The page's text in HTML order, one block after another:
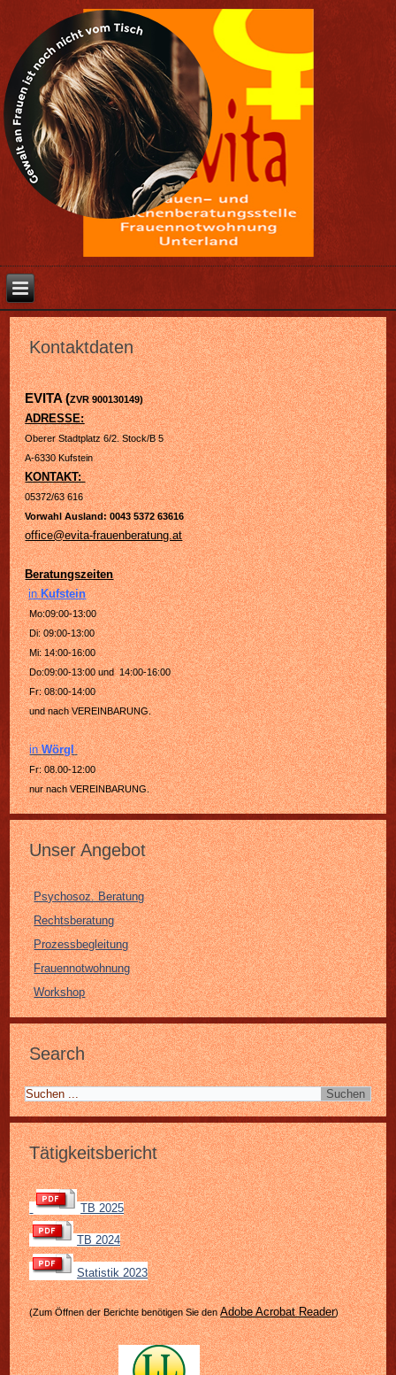
Kontaktdaten
EVITA (ZVR 900130149)
ADRESSE:
Oberer Stadtplatz 6/2. Stock/B 5
A-6330 Kufstein
KONTAKT:
05372/63 616
Vorwahl Ausland: 0043 5372 63616
office@evita-frauenberatung.at
Beratungszeiten
inKufstein
Mo:09:00-13:00
Di: 09:00-13:00
Mi: 14:00-16:00
Do:09:00-13:00 und 14:00-16:00
Fr: 08:00-14:00
und nach VEREINBARUNG.
inWörgl
Fr: 08.00-12:00
nur nach VEREINBARUNG.
Unser Angebot
Psychosoz. Beratung
Rechtsberatung
Prozessbegleitung
Frauennotwohnung
Workshop
Search
Tätigkeitsbericht
TB 2025
TB 2024
Statistik 2023
(Zum Öffnen der Berichte benötigen Sie denAdobe Acrobat Reader)